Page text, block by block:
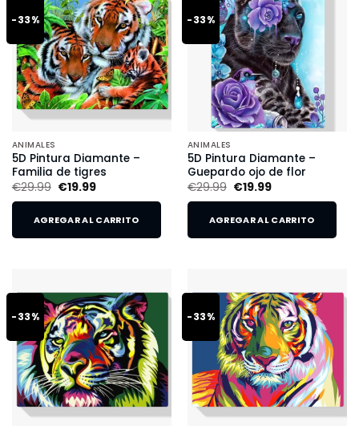
-33%
ANIMALES
5D Pintura Diamante –
Familia de tigres
€29.99 €19.99
AGREGAR AL CARRITO
-33%
ANIMALES
5D Pintura Diamante –
Guepardo ojo de flor
€29.99 €19.99
AGREGAR AL CARRITO
-33% -33%